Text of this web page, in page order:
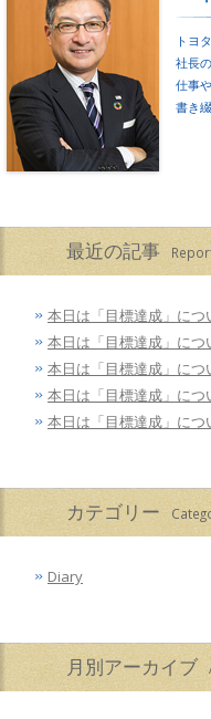
トヨ
社長
仕事
書き
最近の記事
本日は「目標達成」につ
本日は「目標達成」につ
本日は「目標達成」につ
本日は「目標達成」につ
本日は「目標達成」につ
カテゴリー
Diary
月別アーカイブ